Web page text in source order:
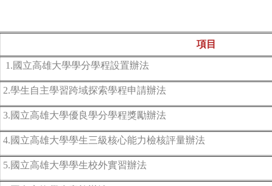
項目
1.國立高雄大學學分學程設置辦法
2.學生自主學習跨域探索學程申請辦法
3.國立高雄大學優良學分學程獎勵辦法
4.國立高雄大學學生三級核心能力檢核評量辦法
5.國立高雄大學學生校外實習辦法